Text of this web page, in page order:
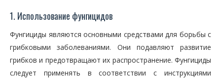
1. Использование фунгицидов
Фунгициды являются основными средствами для борьбы с
грибковыми заболеваниями. Они подавляют развитие
грибков и предотвращают их распространение. Фунгициды
следует применять в соответствии с инструкциями